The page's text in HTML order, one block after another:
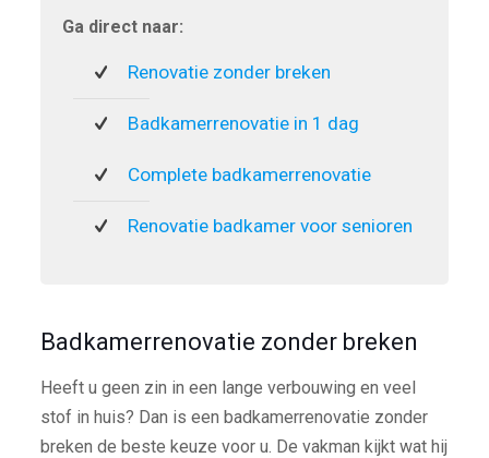
Ga direct naar:
Renovatie zonder breken
Badkamerrenovatie in 1 dag
Complete badkamerrenovatie
Renovatie badkamer voor senioren
Badkamerrenovatie zonder breken
Heeft u geen zin in een lange verbouwing en veel
stof in huis? Dan is een badkamerrenovatie zonder
breken de beste keuze voor u. De vakman kijkt wat hij